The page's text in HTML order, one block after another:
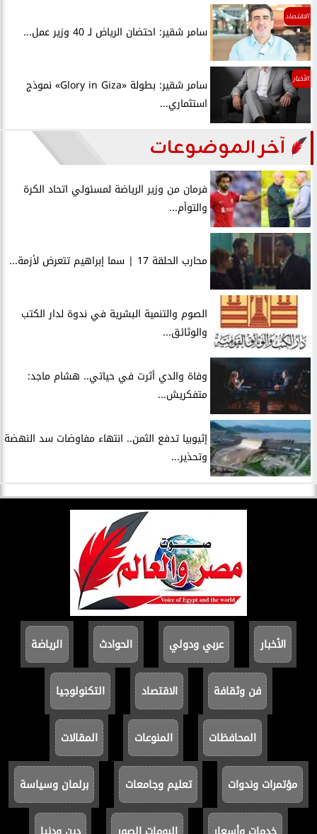
الاقتصاد
سامر شقير: احتضان الرياض لـ 40 وزير عمل...
الأخبار
سامر شقير: بطولة «Glory in Giza» نموذج
استثماري...
آخر الموضوعات
فرمان من وزير الرياضة لمسئولي اتحاد الكرة
والتوأم...
محارب الحلقة 17 | سما إبراهيم تتعرض لأزمة...
الصوم والتنمية البشرية في ندوة لدار الكتب
والوثائق...
وفاة والدي أثرت في حياتي.. هشام ماجد:
متفكريش...
إثيوبيا تدفع الثمن.. انتهاء مفاوضات سد النهضة
وتحذير...
الأخبار عربي ودولي الحوادث الرياضة
فن وثقافة الاقتصاد التكنولوجيا
المحافظات المنوعات المقالات
مؤتمرات وندوات تعليم وجامعات برلمان وسياسة